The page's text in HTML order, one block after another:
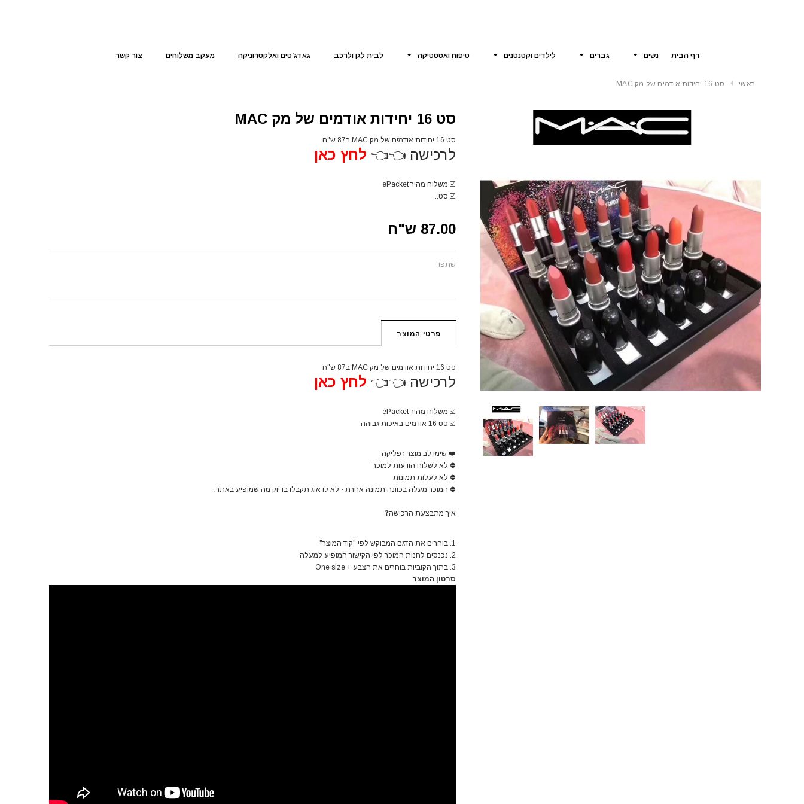
דף הבית נשים גברים לילדים וקטנטנים טיפוח ואסטטיקה לבית לגן ולרכב גאדג'טים ואלקטרוניקה מעקב משלוחים צור קשר
ראשי סט 16 יחידות אודמים של מק MAC
סט 16 יחידות אודמים של מק MAC
סט 16 יחידות אודמים של מק MAC ב87 ש"ח
לרכישה 👈👈 לחץ כאן
☑️ משלוח מהיר ePacket
☑️ סט...
87.00 ש"ח
שתפו
פרטי המוצר
סט 16 יחידות אודמים של מק MAC ב87 ש"ח
לרכישה 👈👈 לחץ כאן
☑️ משלוח מהיר ePacket
☑️ סט 16 אודמים באיכות גבוהה
❤️ שימו לב מוצר רפליקה
⛔ לא לשלוח הודעות למוכר
⛔ לא לעלות תמונות
⛔ המוכר מעלה בכוונה תמונה אחרת - לא לדאוג תקבלו בדיוק מה שמופיע באתר.
איך מתבצעת הרכישה❓
1. בוחרים את הדגם המבוקש לפי "קוד המוצר"
2. נכנסים לחנות המוכר לפי הקישור המופיע למעלה
3. בתוך הקוביות בוחרים את הצבע + One size
סרטון המוצר